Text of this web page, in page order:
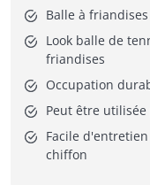
Balle à
Look balle de
friandises
Occupation
Peut être
Facile
chiffon